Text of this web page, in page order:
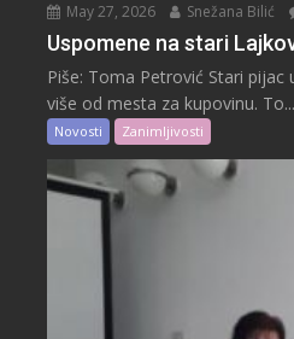
May 27, 2026 Snežana Bilić
Uspomene na stari
Piše: Toma Petrović Stari
više od mesta za kupovinu. To...
Novosti Zanimljivosti